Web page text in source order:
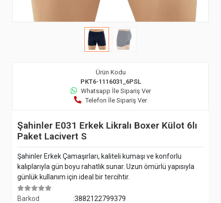
Ürün Kodu
PKT6-1116031_6PSL
Whatsapp İle Sipariş Ver
Telefon İle Sipariş Ver
Şahinler E031 Erkek Likralı Boxer Külot 6lı
Paket Lacivert S
Şahinler Erkek Çamaşırları, kaliteli kumaşı ve konforlu
kalıplarıyla gün boyu rahatlık sunar. Uzun ömürlü yapısıyla
günlük kullanım için ideal bir tercihtir.
Barkod
:3882122799379